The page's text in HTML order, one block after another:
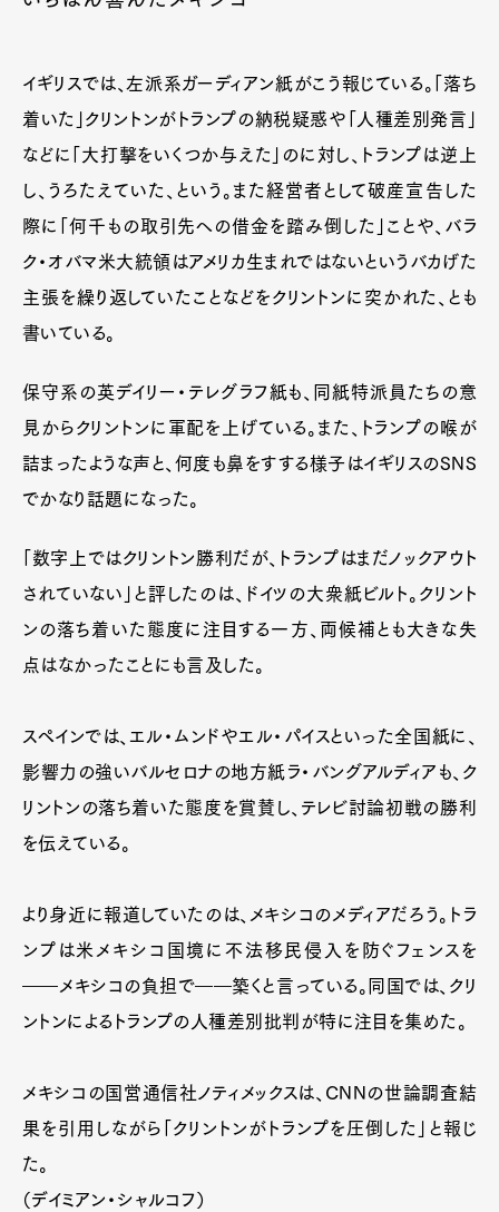
イギリスでは、左派系ガーディアン紙がこう報じている。「落ち
着いた」クリントンがトランプの納税疑惑や「人種差別発言」
などに「大打撃をいくつか与えた」のに対し、トランプは逆上
し、うろたえていた、という。また経営者として破産宣告した
際に「何千もの取引先への借金を踏み倒した」ことや、バラ
ク・オバマ米大統領はアメリカ生まれではないというバカげた
主張を繰り返していたことなどをクリントンに突かれた、とも
書いている。
保守系の英デイリー・テレグラフ紙も、同紙特派員たちの意
見からクリントンに軍配を上げている。また、トランプの喉が
詰まったような声と、何度も鼻をすする様子はイギリスのSNS
でかなり話題になった。
「数字上ではクリントン勝利だが、トランプはまだノックアウト
されていない」と評したのは、ドイツの大衆紙ビルト。クリント
ンの落ち着いた態度に注目する一方、両候補とも大きな失
点はなかったことにも言及した。
スペインでは、エル・ムンドやエル・パイスといった全国紙に、
影響力の強いバルセロナの地方紙ラ・バングアルディアも、ク
リントンの落ち着いた態度を賞賛し、テレビ討論初戦の勝利
を伝えている。
より身近に報道していたのは、メキシコのメディアだろう。トラ
ンプは米メキシコ国境に不法移民侵入を防ぐフェンスを
――メキシコの負担で――築くと言っている。同国では、クリ
ントンによるトランプの人種差別批判が特に注目を集めた。
メキシコの国営通信社ノティメックスは、CNNの世論調査結
果を引用しながら「クリントンがトランプを圧倒した」と報じ
た。
（デイミアン・シャルコフ）